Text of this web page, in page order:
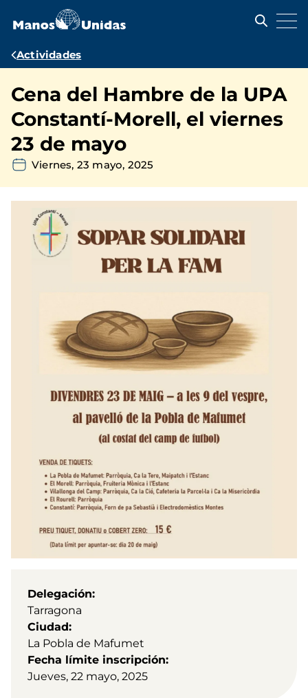
contenido
Ruta
navegación
Actividades
Cena del Hambre de la UPA
Constantí-Morell, el viernes
23 de mayo
Viernes, 23 mayo, 2025
Delegación
Tarragona
Ciudad
La Pobla de Mafumet
Fecha límite inscripción
Jueves, 22 mayo, 2025